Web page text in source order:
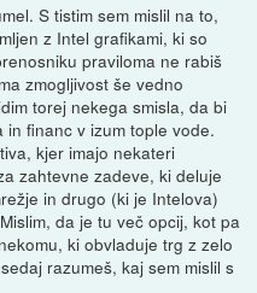
S tistim sem mislil na to,
z Intel grafikami, ki so
praviloma ne rabiš
zmogljivost še vedno
torej nekega smisla, da bi
in financ v izum tople vode.
kjer imajo nekateri
zahtevne zadeve, ki deluje
in drugo (ki je Intelova)
da je tu več opcij, kot pa
ki obvladuje trg z zelo
razumeš, kaj sem mislil s